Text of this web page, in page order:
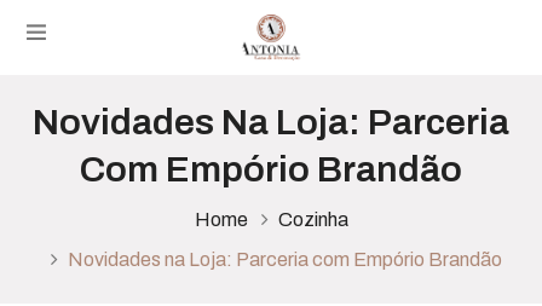
Novidades Na Loja: Parceria
Com Empório Brandão
Home
Cozinha
Novidades na Loja: Parceria com Empório Brandão